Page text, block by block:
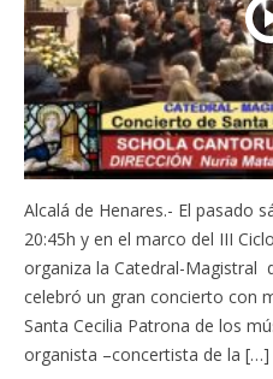
Alcalá de Henares.- El pasado
20:45h y en el marco del III
organiza la Catedral-Magistral
celebró un gran concierto con
Santa Cecilia Patrona de los
organista –concertista de la […]